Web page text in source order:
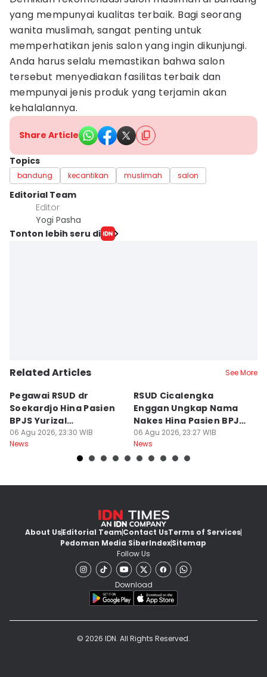
yang mempunyai kualitas terbaik. Bagi seorang
wanita muslimah, sangat penting untuk
memperhatikan jenis salon yang ingin dikunjungi.
Anda harus selalu memastikan bahwa salon
tersebut menyediakan fasilitas terbaik dan
mempunyai jenis produk yang terjamin akan
kehalalannya.
Share Article
Topics
bandung kecantikan muslimah salon
Editorial Team
Editor
Yogi Pasha
Tonton lebih seru di
Related Articles See More
Pegawai RSUD dr
Soekardjo Hina Pasien
BPJS Yurizal
Mengundurkan Diri
06 Agu 2026, 23:30 WIB
News
RSUD Cicalengka
Enggan Ungkap Nama
Nakes Hina Pasien BPJS
Yurizal
06 Agu 2026, 23:27 WIB
News
About UsEditorial TeamContact UsTerms of Services
Pedoman Media SiberIndexSitemap
Follow Us
Download
© 2026 IDN. All Rights Reserved.